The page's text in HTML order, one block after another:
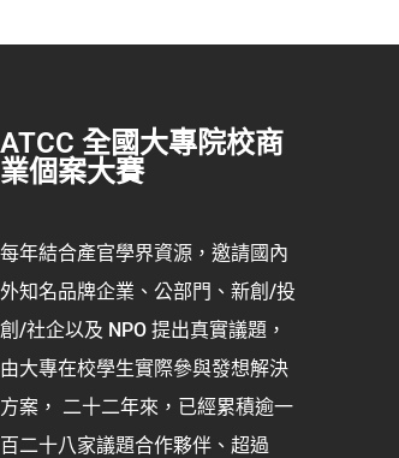
ATCC 全國大專院校商
業個案大賽
每年結合產官學界資源，邀請國內
外知名品牌企業、公部門、新創/投
創/社企以及 NPO 提出真實議題，
由大專在校學生實際參與發想解決
方案， 二十二年來，已經累積逾一
百二十八家議題合作夥伴、超過